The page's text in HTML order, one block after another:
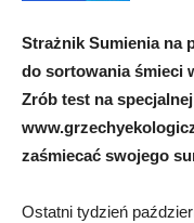
Strażnik Sumienia na
do sortowania śmieci
Zrób test na
zaśmiecać swojego
Ostatni tydzień